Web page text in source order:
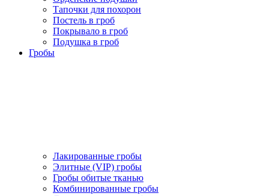
Тапочки для похорон
Постель в гроб
Покрывало в гроб
Подушка в гроб
Гробы
Лакированные гробы
Элитные (VIP) гробы
Гробы обитые тканью
Комбинированные гробы